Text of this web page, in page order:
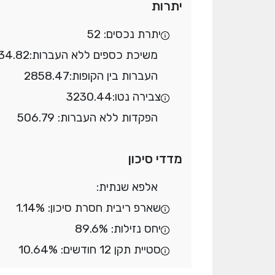
יתרות
יתרת נכסים: 52
משיכת כספים ללא העברות:
העברות בין הקופות:2858.47
צבירה נטו:3230.44
הפקדות ללא העברות: 506.79
מדדי סיכון
אלפא שנתית:
שארפ ריבית חסרת סיכון: 1.14%
יחס נזילות: 89.6%
סטיית תקן 12 חודשים: 10.64%